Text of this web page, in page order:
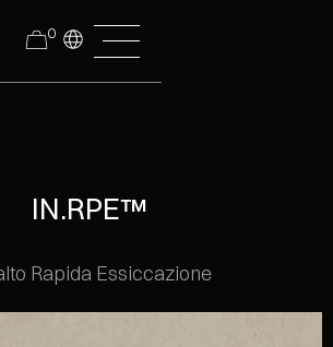
0
IN.RPE™
Rapida Essiccazione